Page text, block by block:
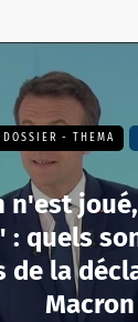
DOSSIER - THEMA
n'est
: quels
de la
Macron